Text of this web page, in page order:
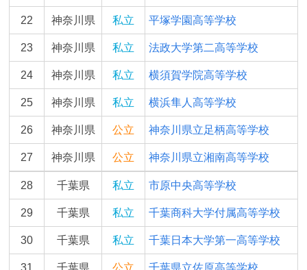
22 神奈川県 私立 平塚学園高等学校
23 神奈川県 私立 法政大学第二高等学校
24 神奈川県 私立 横須賀学院高等学校
25 神奈川県 私立 横浜隼人高等学校
26 神奈川県 公立 神奈川県立足柄高等学校
27 神奈川県 公立 神奈川県立湘南高等学校
28 千葉県 私立 市原中央高等学校
29 千葉県 私立 千葉商科大学付属高等学校
30 千葉県 私立 千葉日本大学第一高等学校